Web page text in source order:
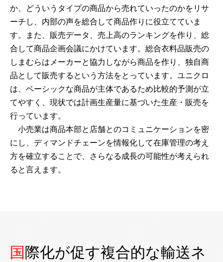
か、どういうタイプの商品から売れていったのかをリサ
ーチし、内部の声を総合して商品作りに役立てていま
す。また、販売データ、売上高のランキングを作り、総
合して商品企画会議にかけています。総合衣料品販売の
しまむらはメーカーと協力しながら商品を作り、独自商
品として販売するという方法をとっています。ユニクロ
は、ベーシックな商品が主体であるため比較的予測が立
てやすく、現状では計画生産量に基づいた生産・販売を
行っています。
小売業は商品本部と店舗とのコミュニケーションを密
にし、ディマンドチェーンを情報化して在庫管理の考え
方を確立することで、さらなる成長の可能性が考えられ
ると言えます。
国際化が促す複合的な輸送ネ